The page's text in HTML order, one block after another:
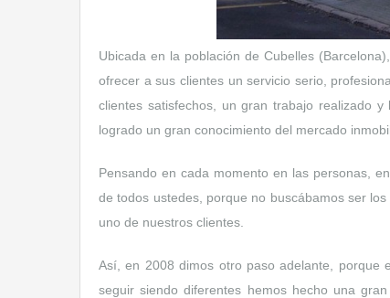
Ubicada en la población de Cubelles
ofrecer a sus clientes un servicio serio,
clientes satisfechos, un gran trabajo realizado
logrado un gran conocimiento del mercado
Pensando en cada momento en las personas,
de todos ustedes, porque no buscábamos ser
uno de nuestros clientes.
Así, en 2008 dimos otro paso adelante, porque
seguir siendo diferentes hemos hecho una